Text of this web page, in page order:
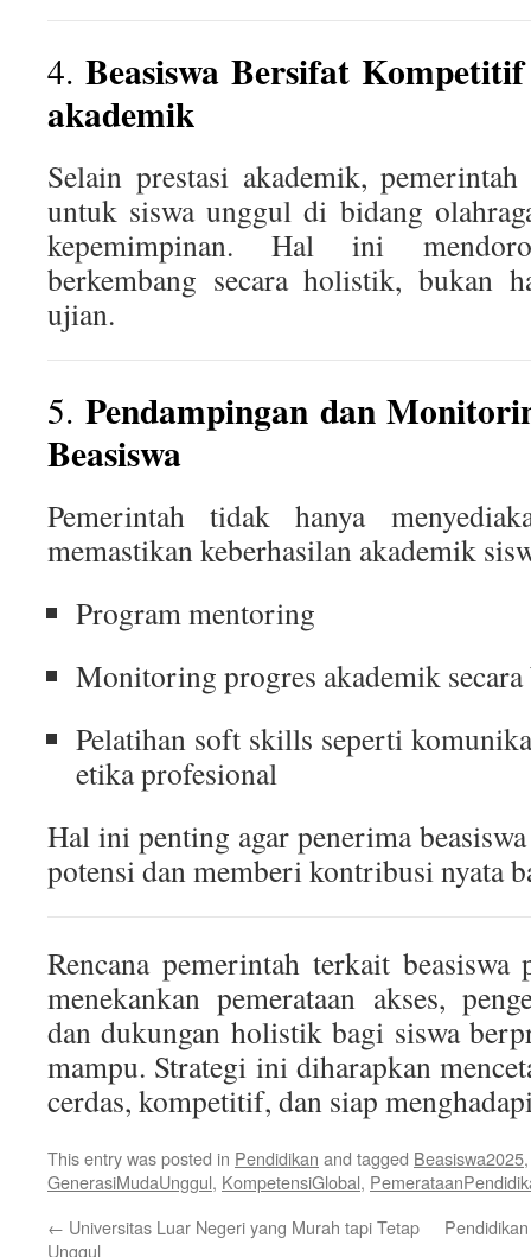
4. Beasiswa Bersifat
akademik
Selain prestasi akademik,
untuk siswa unggul di bidang
kepemimpinan. Hal ini
berkembang secara holistik, bukan
ujian.
5. Pendampingan dan
Beasiswa
Pemerintah tidak hanya
memastikan keberhasilan akademik
Program mentoring
Monitoring progres akademik secara
Pelatihan soft skills seperti
etika profesional
Hal ini penting agar penerima
potensi dan memberi kontribusi nyata
Rencana pemerintah terkait
menekankan pemerataan akses,
dan dukungan holistik bagi siswa
mampu. Strategi ini diharapkan
cerdas, kompetitif, dan siap
This entry was posted in Pendidikan and tagged Beasiswa2025
GenerasiMudaUnggul, KompetensiGlobal,
← Universitas Luar Negeri yang Murah tapi Tetap
Unggul